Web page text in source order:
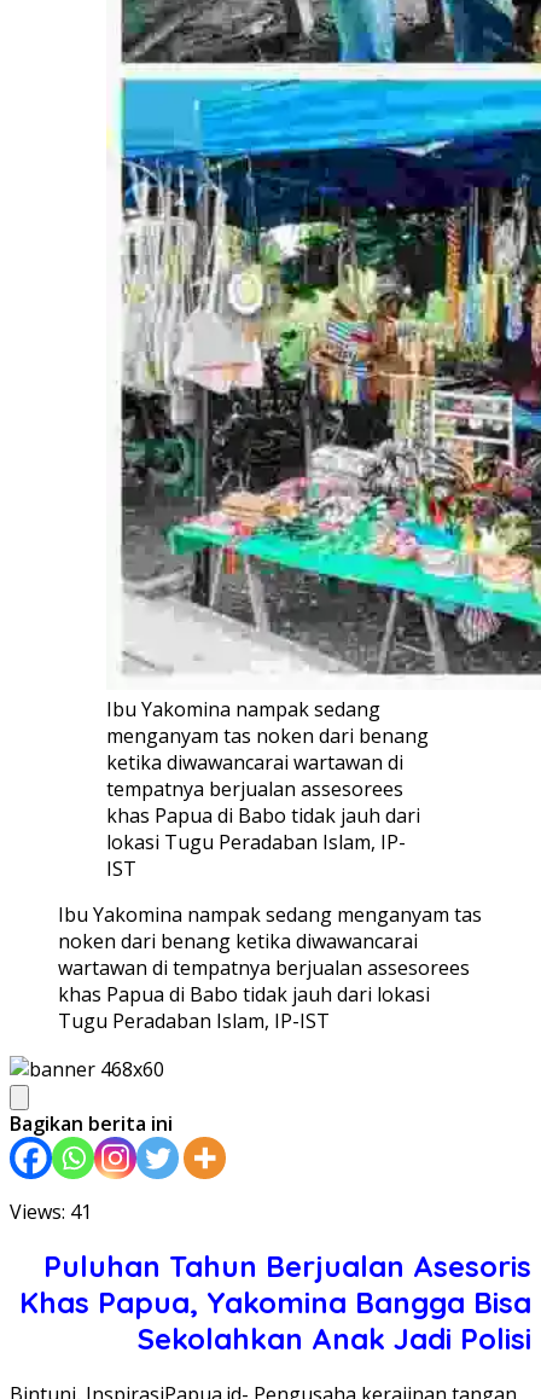
Ibu Yakomina nampak sedang
menganyam tas noken dari benang
ketika diwawancarai wartawan di
tempatnya berjualan assesorees
khas Papua di Babo tidak jauh dari
lokasi Tugu Peradaban Islam, IP-
IST
Ibu Yakomina nampak sedang menganyam tas
noken dari benang ketika diwawancarai
wartawan di tempatnya berjualan assesorees
khas Papua di Babo tidak jauh dari lokasi
Tugu Peradaban Islam, IP-IST
Bagikan berita ini
Views: 41
Puluhan Tahun Berjualan Asesoris
Khas Papua, Yakomina Bangga Bisa
Sekolahkan Anak Jadi Polisi